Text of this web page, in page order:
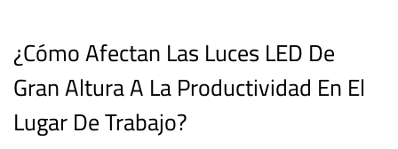
¿Cómo Afectan Las Luces LED De
Gran Altura A La Productividad En El
Lugar De Trabajo?